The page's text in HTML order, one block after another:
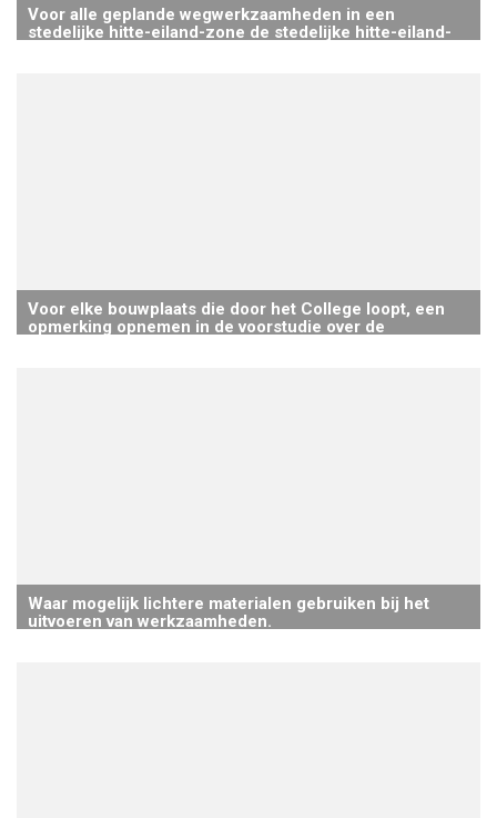
Voor alle geplande wegwerkzaamheden in een
stedelijke hitte-eiland-zone de stedelijke hitte-eiland-
Voor elke bouwplaats die door het College loopt, een
opmerking opnemen in de voorstudie over de
Waar mogelijk lichtere materialen gebruiken bij het
uitvoeren van werkzaamheden.